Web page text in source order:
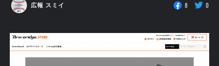
広報 スミイ 8 0